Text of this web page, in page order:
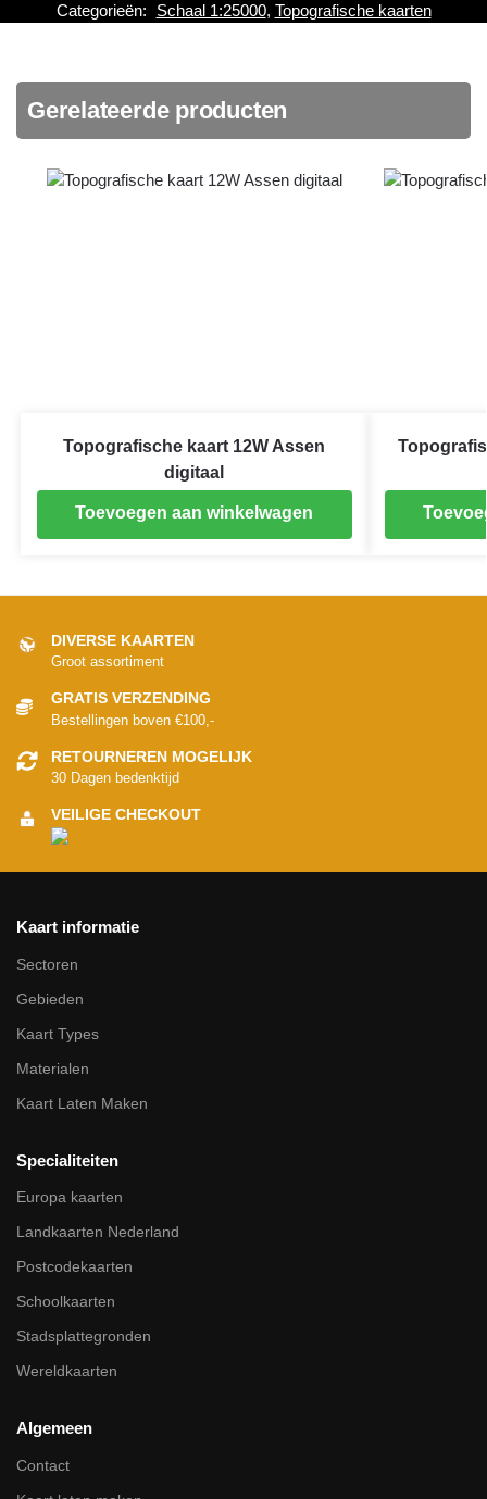
Categorieën:
Schaal 1:25000, Topografische kaarten
Gerelateerde producten
Topografische kaart 12W Assen
digitaal
Toevoegen aan winkelwagen
DIVERSE KAARTEN
Groot assortiment
GRATIS VERZENDING
Bestellingen boven €100,-
RETOURNEREN MOGELIJK
30 Dagen bedenktijd
VEILIGE CHECKOUT
Kaart informatie
Sectoren
Gebieden
Kaart Types
Materialen
Kaart Laten Maken
Specialiteiten
Europa kaarten
Landkaarten Nederland
Postcodekaarten
Schoolkaarten
Stadsplattegronden
Wereldkaarten
Algemeen
Contact